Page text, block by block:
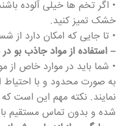
• اگر تخم ها خیلی آلوده
خشک تمیز کنید.
• تا جایی که امکان دارد از
– استفاده از مواد جاذب بو
• شما باید در موارد خاص
به صورت محدود و با احتیاط
نمایند. نکته مهم این است که
شده و بدون تماس مستقیم